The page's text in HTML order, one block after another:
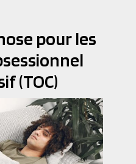
pour les
(TOC)